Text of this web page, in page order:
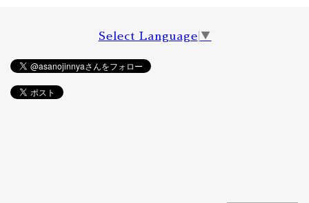
Select Language ▼